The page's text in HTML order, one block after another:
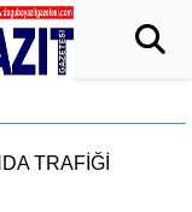
TRAFIĞI